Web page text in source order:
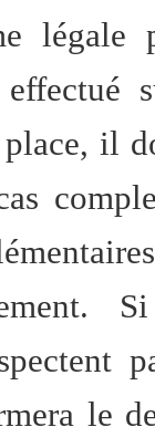
légale
il
le